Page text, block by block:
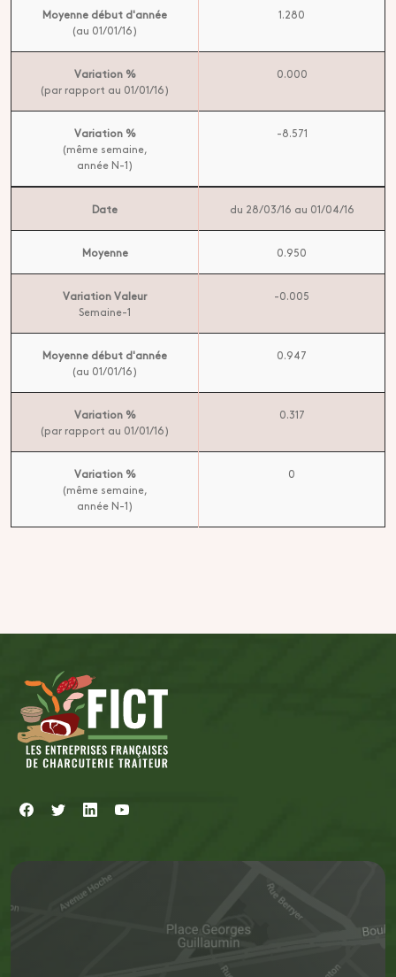
Moyenne début d'année
(au 01/01/16)
1.280
Variation %
(par rapport au 01/01/16)
0.000
Variation %
(même semaine,
année N-1)
-8.571
Date du 28/03/16 au 01/04/16
Moyenne 0.950
Variation Valeur
Semaine-1
-0.005
Moyenne début d'année
(au 01/01/16)
0.947
Variation %
(par rapport au 01/01/16)
0.317
Variation %
(même semaine,
année N-1)
0